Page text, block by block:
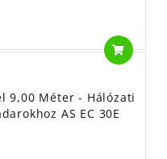
9,00 Méter - Hálózati
AS EC 30E